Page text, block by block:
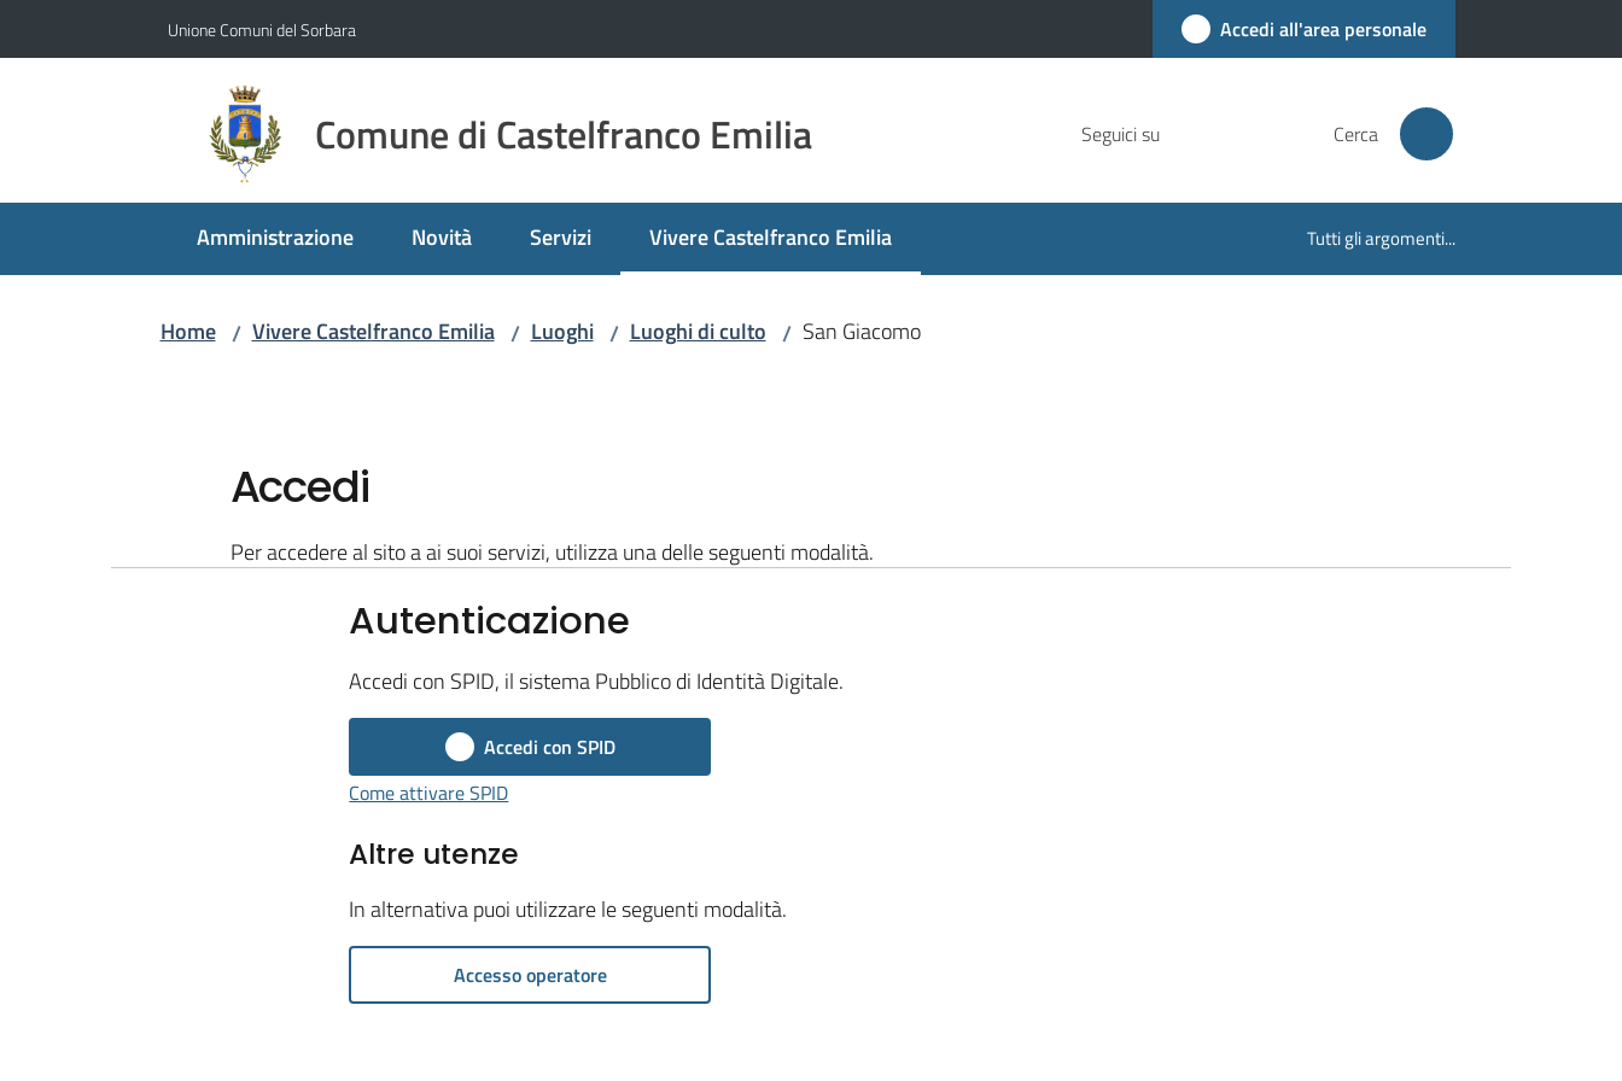
Unione Comuni del Sorbara Accedi all'area personale
Comune di Castelfranco Emilia Seguici su Cerca
Amministrazione Novità Servizi Vivere Castelfranco Emilia
Menu selezionato Tutti gli argomenti...
Home / Vivere Castelfranco Emilia / Luoghi / Luoghi di culto / San Giacomo
Accedi
Per accedere al sito a ai suoi servizi, utilizza una delle seguenti modalità.
Autenticazione
Accedi con SPID, il sistema Pubblico di Identità Digitale.
Accedi con SPID
Come attivare SPID
Altre utenze
In alternativa puoi utilizzare le seguenti modalità.
Accesso operatore